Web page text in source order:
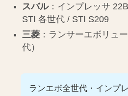
スバル：インプレッサ
STI 各世代 / STI S209
三菱：ランサーエボリュ
代）
ランエボ全世代・インプ